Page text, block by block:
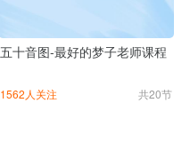
五十音图-最好的梦子老师课程
1562人关注 共20节